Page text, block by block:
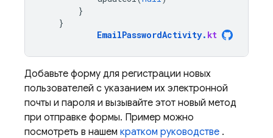
}
}
EmailPasswordActivity. kt
Добавьте форму для регистрации новых
пользователей с указанием их электронной
почты и пароля и вызывайте этот новый метод
при отправке формы. Пример можно
посмотреть в нашем кратком руководстве .